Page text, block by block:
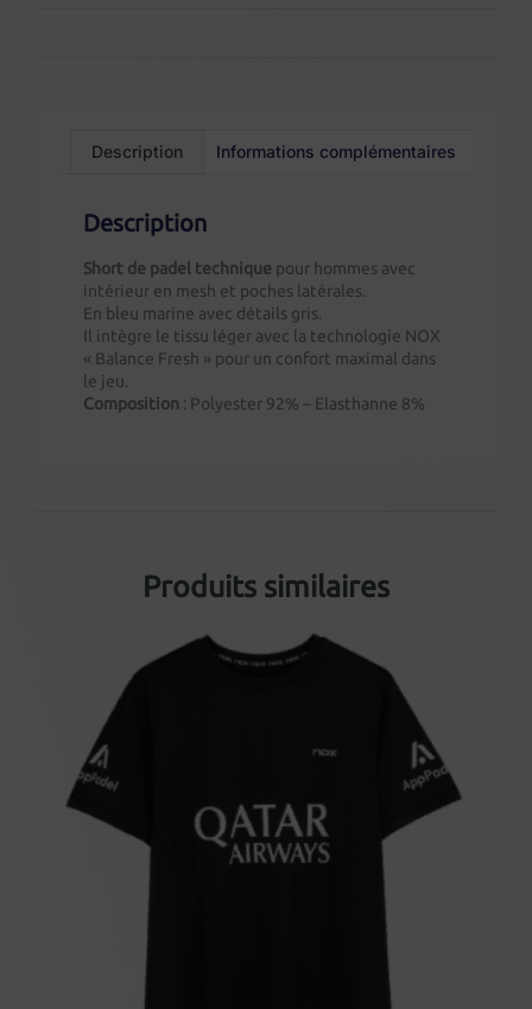
Description Informations complémentaires
Description
Short de padel technique pour hommes avec
intérieur en mesh et poches latérales.
En bleu marine avec détails gris.
Il intègre le tissu léger avec la technologie NOX
« Balance Fresh » pour un confort maximal dans
le jeu.
Composition : Polyester 92% – Elasthanne 8%
Produits similaires